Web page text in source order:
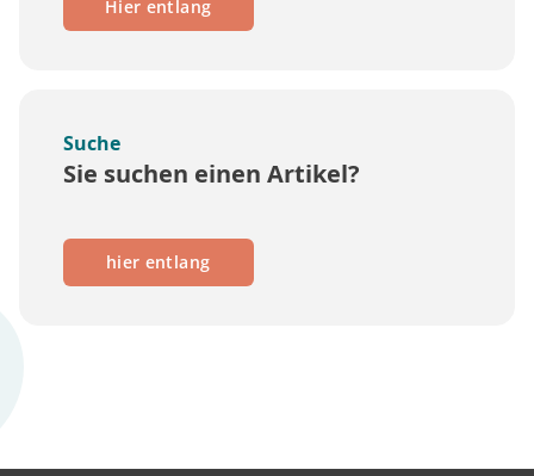
Hier entlang
Suche
Sie suchen einen Artikel?
hier entlang